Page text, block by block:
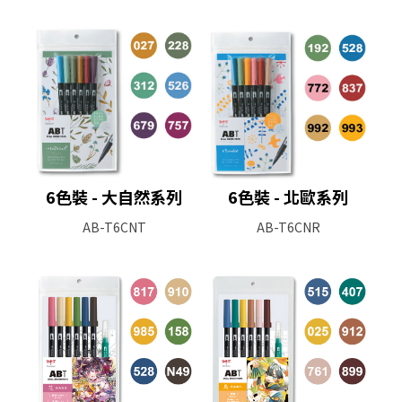
6色裝 - 大自然系列
AB-T6CNT
6色裝 - 北歐系列
AB-T6CNR